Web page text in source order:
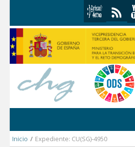
Inicio / Expediente: CU(SG)-4950